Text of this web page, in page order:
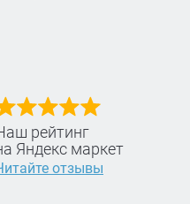
рейтинг
Яндекс маркет
отзывы